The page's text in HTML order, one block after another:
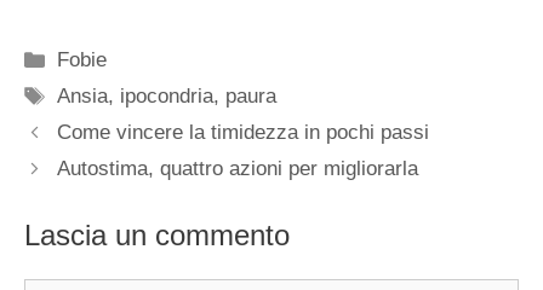
Categorie
Fobie
Tag
Ansia, ipocondria, paura
Come vincere la timidezza in pochi passi
Autostima, quattro azioni per migliorarla
Lascia un commento